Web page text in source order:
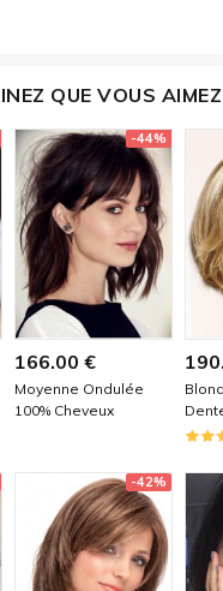
QUE VOUS
-44%
166.00 €
Moyenne Ondulée
100% Cheveux
-42%